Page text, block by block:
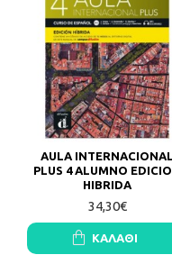
AULA INTERNACIONAL
PLUS 4 ALUMNO
HIBRIDA
34,30€
ΚΑΛΆΘΙ